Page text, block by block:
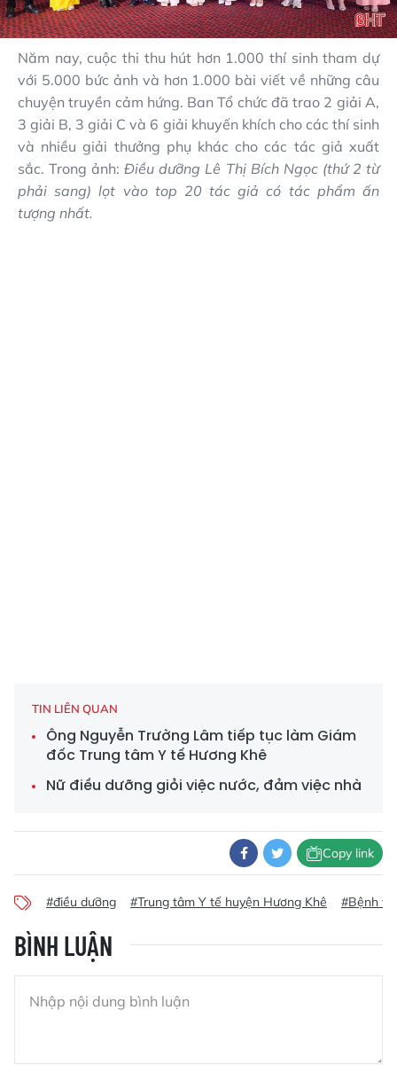
Năm nay, cuộc thi thu hút hơn 1.000 thí sinh tham dự
với 5.000 bức ảnh và hơn 1.000 bài viết về những câu
chuyện truyền cảm hứng. Ban Tổ chức đã trao 2 giải A,
3 giải B, 3 giải C và 6 giải khuyến khích cho các thí sinh
và nhiều giải thưởng phụ khác cho các tác giả xuất
sắc.Trong ảnh: Điều dưỡng Lê Thị Bích Ngọc (thứ 2 từ
phải sang) lọt vào top 20 tác giả có tác phẩm ấn
tượng nhất.
TIN LIÊN QUAN
Ông Nguyễn Trường Lâm tiếp tục làm Giám
đốc Trung tâm Y tế Hương Khê
Nữ điều dưỡng giỏi việc nước, đảm việc nhà
Copy link
#điều dưỡng #Trung tâm Y tế huyện Hương Khê #Bệnh
BÌNH LUẬN